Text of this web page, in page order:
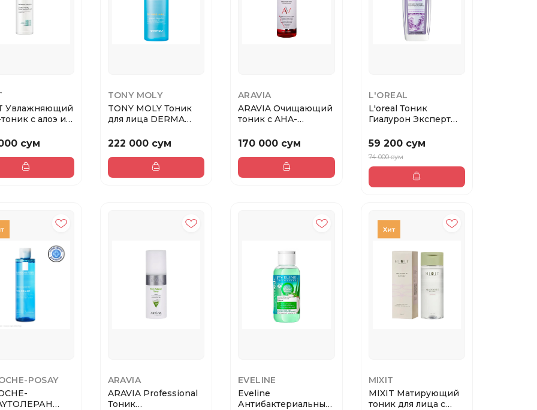
Увлажняющий
с алоэ и
сум
TONY MOLY
TONY MOLY Тоник
для лица DERMA
Hy...
222 000 сум
ARAVIA
ARAVIA Очищающий
тоник с AHA-
Cleansi...
170 000 сум
L'OREAL
L'oreal Тоник
Гиалурон Эксперт
увлажн...
59 200 сум
74 000 сум
POSAY
ARAVIA
ARAVIA Professional
Тоник
EVELINE
Eveline
Антибактериальный
MIXIT
MIXIT Матирующий
тоник для лица с